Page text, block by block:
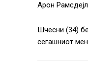
Арон
Шчесни (34)
сегашниот